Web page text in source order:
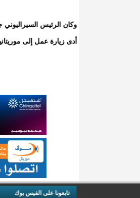
وكان الرئيس السيراليوني
أدى زيارة عمل إلى موريتانيا يومي 15 و16
تابعونا على الفيس بوك